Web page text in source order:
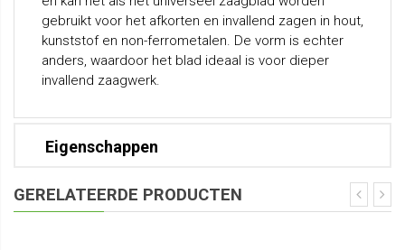
gebruikt voor het afkorten en invallend zagen in hout,
kunststof en non-ferrometalen. De vorm is echter
anders, waardoor het blad ideaal is voor dieper
invallend zaagwerk.
Eigenschappen
GERELATEERDE PRODUCTEN